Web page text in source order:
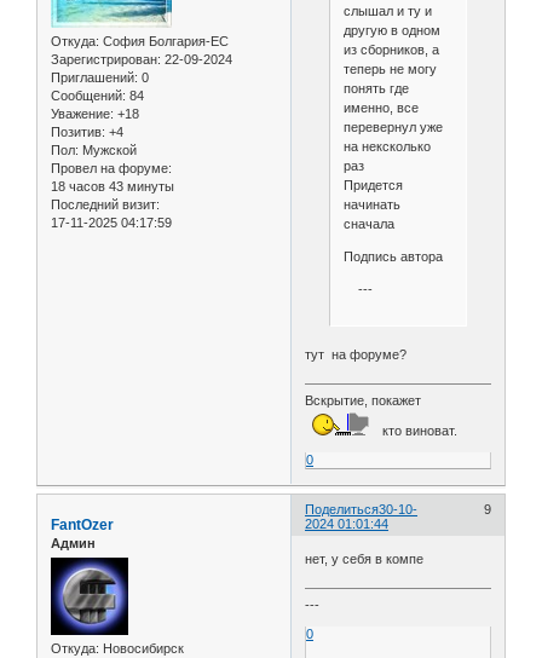
Откуда: София Болгария-ЕС
Зарегистрирован: 22-09-2024
Приглашений: 0
Сообщений: 84
Уважение: +18
Позитив: +4
Пол: Мужской
Провел на форуме:
18 часов 43 минуты
Последний визит:
17-11-2025 04:17:59
слышал и ту и
другую в одном
из сборников, а
теперь не могу
понять где
именно, все
перевернул уже
на нексколько
раз
Придется
начинать
сначала
Подпись автора
---
тут на форуме?
Вскрытие, покажет
кто виноват.
0
Поделиться 9
30-10-
2024 01:01:44
FantOzer
Админ
Откуда: Новосибирск
нет, у себя в компе
---
0